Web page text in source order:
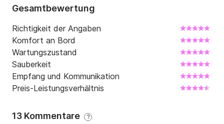
Gesamtbewertung
Richtigkeit der Angaben
Komfort an Bord
Wartungszustand
Sauberkeit
Empfang und Kommunikation
Preis-Leistungsverhältnis
13 Kommentare ?